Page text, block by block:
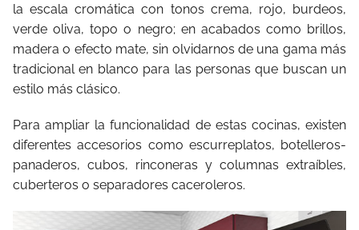
la escala cromática con tonos crema, rojo, burdeos,
verde oliva, topo o negro; en acabados como brillos,
madera o efecto mate, sin olvidarnos de una gama más
tradicional en blanco para las personas que buscan un
estilo más clásico.
Para ampliar la funcionalidad de estas cocinas, existen
diferentes accesorios como escurreplatos, botelleros-
panaderos, cubos, rinconeras y columnas extraíbles,
cuberteros o separadores caceroleros.